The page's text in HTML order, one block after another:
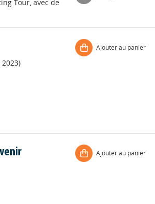
Tour, avec de
Ajouter au panier
Ajouter au panier